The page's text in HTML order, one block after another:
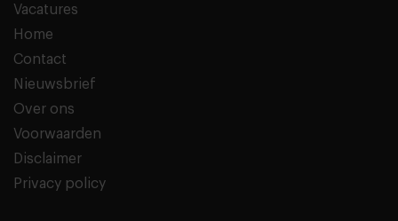
Vacatures
Home
Contact
Nieuwsbrief
Over ons
Voorwaarden
Disclaimer
Privacy policy